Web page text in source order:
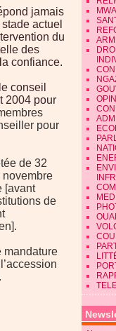
jamais
actuel
du
des
confiance.
conseil
2004 pour
pour
de 32
[avant
de
mandature